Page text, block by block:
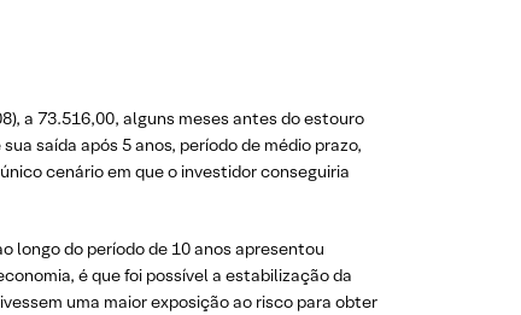
a 73.516,00, alguns meses antes do estouro
saída após 5 anos, período de médio prazo,
cenário em que o investidor conseguiria
longo do período de 10 anos apresentou
é que foi possível a estabilização da
uma maior exposição ao risco para obter